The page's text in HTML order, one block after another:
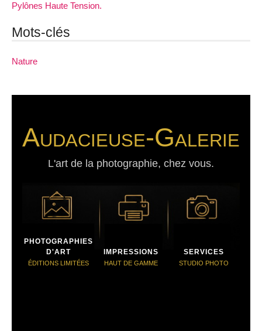
Pylônes Haute Tension.
Mots-clés
Nature
Audacieuse-Galerie
L'art de la photographie, chez vous.
PHOTOGRAPHIES
D'ART
ÉDITIONS LIMITÉES
IMPRESSIONS
HAUT DE GAMME
SERVICES
STUDIO PHOTO